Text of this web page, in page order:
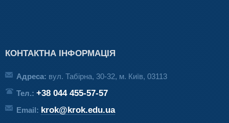
КОНТАКТНА ІНФОРМАЦІЯ
Адреса: вул. Табірна, 30-32, м. Київ, 03113
Тел.: +38 044 455-57-57
Email: krok@krok.edu.ua